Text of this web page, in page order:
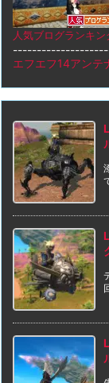
人気ブログランキン
エフエフ14アンテ